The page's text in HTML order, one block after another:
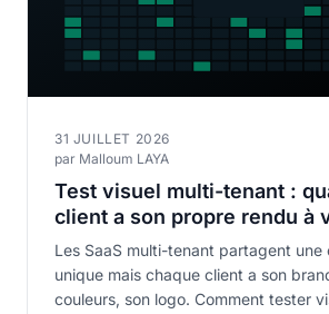
31 JUILLET 2026
par Malloum LAYA
Test visuel multi-tenant :
client a son propre rendu à
Les SaaS multi-tenant partagent une
unique mais chaque client a son
couleurs, son logo. Comment tester